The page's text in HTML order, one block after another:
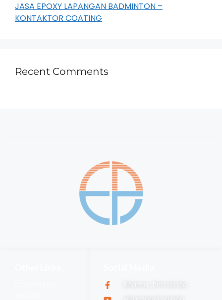
JASA EPOXY LAPANGAN BADMINTON –
KONTAKTOR COATING
Recent Comments